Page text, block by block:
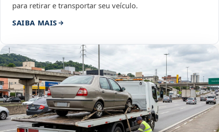
para retirar e transportar seu veículo.
SAIBA MAIS